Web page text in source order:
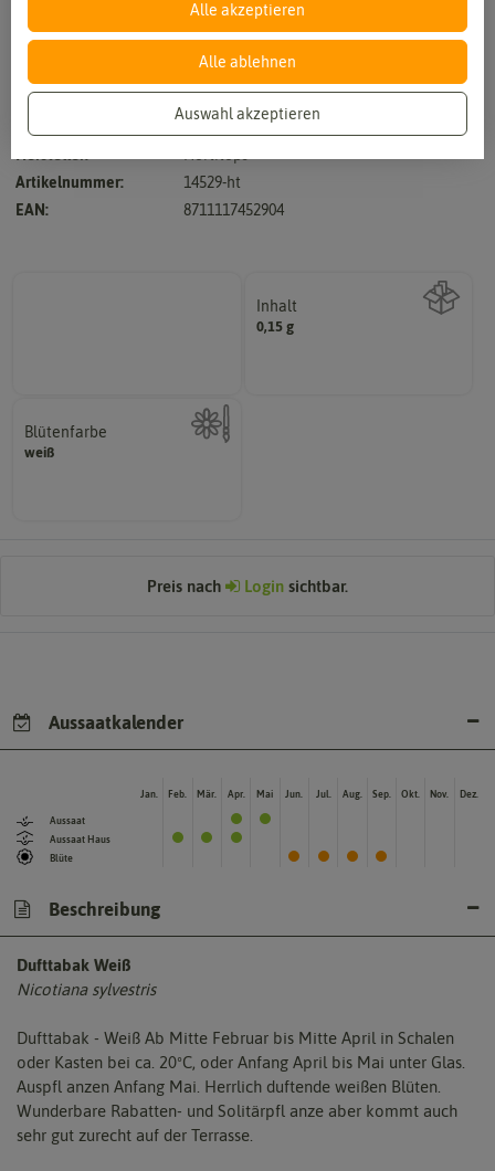
Vergrößern durch berühren
Artikelnummer:
14529-ht
EAN:
8711117452904
Inhalt
0,15 g
Blütenfarbe
weiß
Kann auch mehrfarbig sein.
Preis nach Login sichtbar.
Aussaatkalender
Aussaat
Aussaat Haus
Blüte
Jan. Feb. Mär. Apr. Mai Jun. Jul. Aug. Sep. Okt. Nov. Dez.
Beschreibung
Dufttabak Weiß
Nicotiana sylvestris
Dufttabak - Weiß Ab Mitte Februar bis Mitte April in Schalen
oder Kasten bei ca. 20ºC, oder Anfang April bis Mai unter Glas.
Auspfl anzen Anfang Mai. Herrlich duftende weißen Blüten.
Wunderbare Rabatten- und Solitärpfl anze aber kommt auch
sehr gut zurecht auf der Terrasse.
Alle akzeptieren
Alle ablehnen
Auswahl akzeptieren